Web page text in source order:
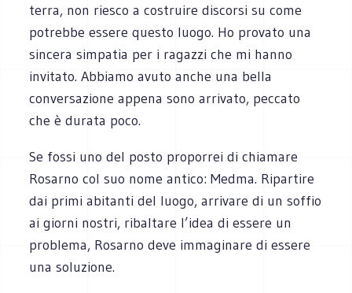
terra, non riesco a costruire discorsi su come
potrebbe essere questo luogo. Ho provato una
sincera simpatia per i ragazzi che mi hanno
invitato. Abbiamo avuto anche una bella
conversazione appena sono arrivato, peccato
che è durata poco.
Se fossi uno del posto proporrei di chiamare
Rosarno col suo nome antico: Medma. Ripartire
dai primi abitanti del luogo, arrivare di un soffio
ai giorni nostri, ribaltare l’idea di essere un
problema, Rosarno deve immaginare di essere
una soluzione.